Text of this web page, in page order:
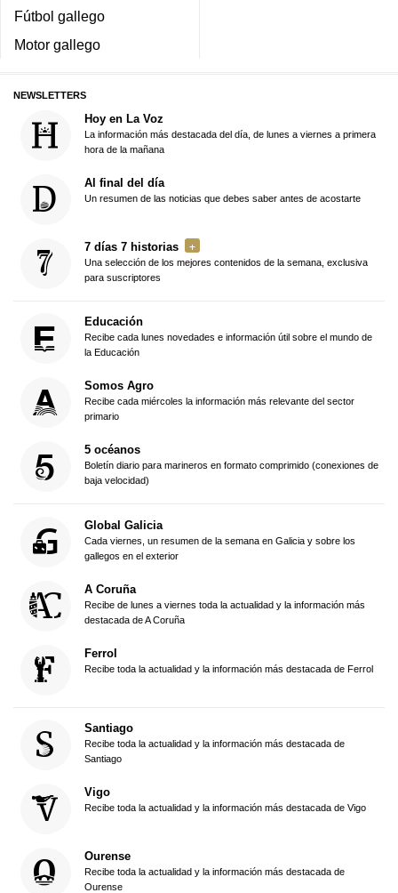
Fútbol gallego
Motor gallego
NEWSLETTERS
Hoy en La Voz
La información más destacada del día, de lunes a viernes a primera
hora de la mañana
Al final del día
Un resumen de las noticias que debes saber antes de acostarte
7 días 7 historias
Una selección de los mejores contenidos de la semana, exclusiva
para suscriptores
Educación
Recibe cada lunes novedades e información útil sobre el mundo de
la Educación
Somos Agro
Recibe cada miércoles la información más relevante del sector
primario
5 océanos
Boletín diario para marineros en formato comprimido (conexiones de
baja velocidad)
Global Galicia
Cada viernes, un resumen de la semana en Galicia y sobre los
gallegos en el exterior
A Coruña
Recibe de lunes a viernes toda la actualidad y la información más
destacada de A Coruña
Ferrol
Recibe toda la actualidad y la información más destacada de Ferrol
Santiago
Recibe toda la actualidad y la información más destacada de
Santiago
Vigo
Recibe toda la actualidad y la información más destacada de Vigo
Ourense
Recibe toda la actualidad y la información más destacada de
Ourense